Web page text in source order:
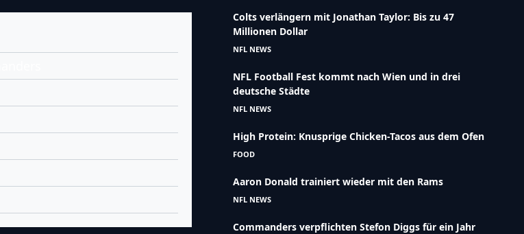
Colts verlängern mit Jonathan Taylor: Bis zu 47
Millionen Dollar
NFL NEWS
NFL Football Fest kommt nach Wien und in drei
deutsche Städte
NFL NEWS
High Protein: Knusprige Chicken-Tacos aus dem Ofen
FOOD
Aaron Donald trainiert wieder mit den Rams
NFL NEWS
Commanders verpflichten Stefon Diggs für ein Jahr